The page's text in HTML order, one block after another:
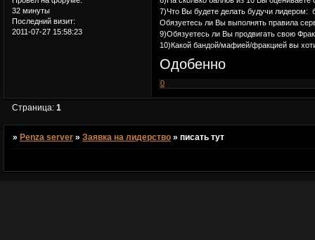
32 минуты
Последний визит:
2011-07-27 15:58:23
7)Что Вы будете делать будучи лидером:
Обязуетесь ли Вы выполнять правила
9)Обязуетесь ли Вы продвигать свою
10)Какой бандой/мафией/фракцией вы
Одобенно
0
Страница:1
» Penza server »Заявка на лидерство »писать тут